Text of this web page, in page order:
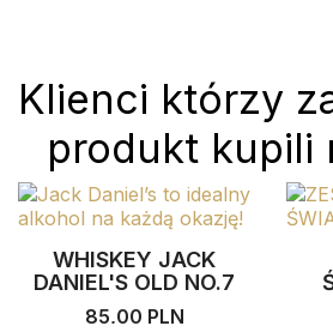
Klienci którzy
produkt kupili
WHISKEY JACK
DANIEL'S OLD NO.7
85,00 PLN